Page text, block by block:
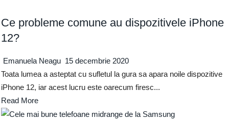
Ce probleme comune au dispozitivele iPhone
12?
Emanuela Neagu 15 decembrie 2020
Toata lumea a asteptat cu sufletul la gura sa apara noile dispozitive
iPhone 12, iar acest lucru este oarecum firesc...
Read More